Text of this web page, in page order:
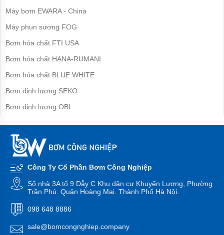
Máy
đa
cánh
Máy
bù
Cứu
Bơm
hố
móng-
bùn
thải
cảnh-
đài
Máy bơm EWARA - China
Máy phun sương FOG
Bơm hóa chất FTI USA
Bơm hóa chất HANA-RUMANI
Bơm hóa chất BLUE WHITE
Bơm định lượng SEKO
Bơm định lượng OBL
Công Ty Cổ Phần Bơm Công Nghiệp
Số nhà 3A tổ 9 Dẫy C Khu dân cư Khuyến Lương, Phường
Trần Phú. Quận Hoàng Mai. Thành Phố Hà Nội.
098 648 8886
sale@bomcongnghiep.company